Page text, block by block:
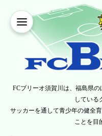
FCブリーオ須賀川は、福島県
している
サッカーを通して青少年の健全
ことを目